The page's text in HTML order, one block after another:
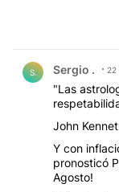
S. Sergio . 22
"Las
John
Y con
pronosticó
Agosto!